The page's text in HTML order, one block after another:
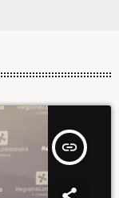
insert_link